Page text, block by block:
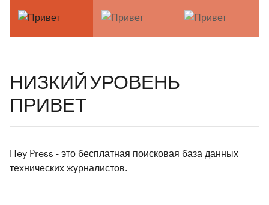
НИЗКИЙ УРОВЕНЬ
ПРИВЕТ
Hey Press - это бесплатная поисковая база данных
технических журналистов.